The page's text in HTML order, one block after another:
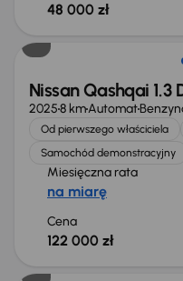
48 000 zł
Od nowego taniej o 36
Nissan Qashqai 1.3
20258 kmAutomat
Od pierwszego właściciela
Samochód demonstracyjny
Miesięczna rata
na miarę
Cena
122 000 zł